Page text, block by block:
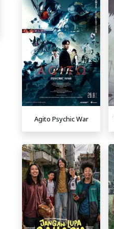
Agito Psychic War